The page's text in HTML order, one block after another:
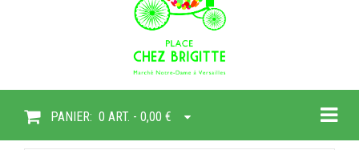
PANIER: 0 ART. - 0,00 €